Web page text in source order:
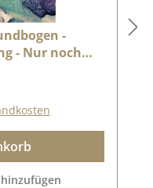
-
- Nur noch